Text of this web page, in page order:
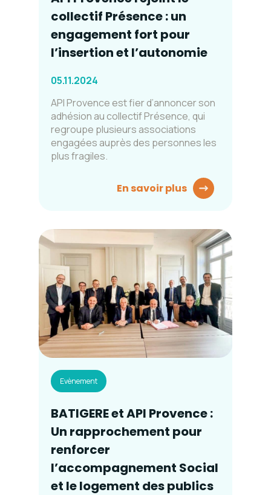
collectif Présence : un
engagement fort pour
l’insertion et l’autonomie
05.11.2024
API Provence est fier d’annoncer son
adhésion au collectif Présence, qui
regroupe plusieurs associations
engagées auprès des personnes les
plus fragiles.
En savoir plus
Evènement
BATIGERE et API Provence :
Un rapprochement pour
renforcer
l’accompagnement Social
et le logement des publics